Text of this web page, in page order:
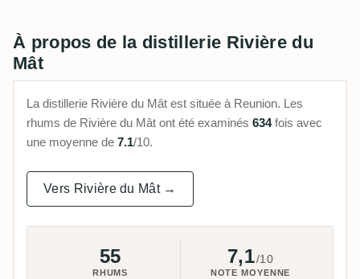
À propos de la distillerie Rivière du
Mât
La distillerie Rivière du Mât est située à Reunion. Les
rhums de Rivière du Mât ont été examinés 634fois avec
une moyenne de 7.1/10.
Vers Rivière du Mât →
55
RHUMS
7,1/10
NOTE MOYENNE